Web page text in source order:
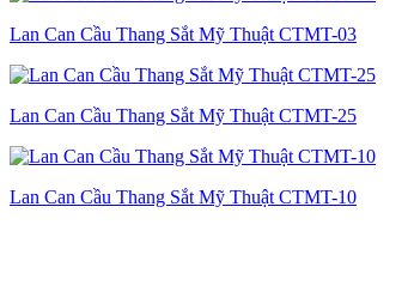
Lan Can Cầu Thang Sắt Mỹ Thuật CTMT-03
Lan Can Cầu Thang Sắt Mỹ Thuật CTMT-25
Lan Can Cầu Thang Sắt Mỹ Thuật CTMT-10